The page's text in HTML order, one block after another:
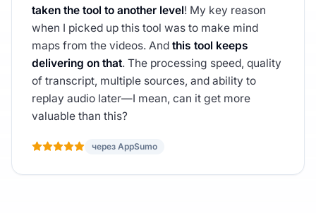
taken the tool to another level! My key reason
when I picked up this tool was to make mind
maps from the videos. And this tool keeps
delivering on that. The processing speed, quality
of transcript, multiple sources, and ability to
replay audio later—I mean, can it get more
valuable than this?
через AppSumo